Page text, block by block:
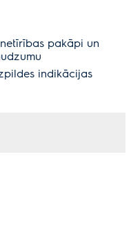
pakāpi un
indikācijas